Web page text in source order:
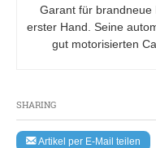
SHARING
Artikel per E-Mail teilen
Garant für brandneue
erster Hand. Seine
gut motorisierten